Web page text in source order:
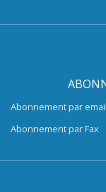
Abonnement par email
Abonnement par Fax